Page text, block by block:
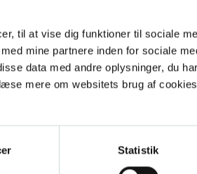
til at vise dig funktioner til sociale
mine partnere inden for sociale
data med andre oplysninger, du
mere om websitets brug af
Statistik